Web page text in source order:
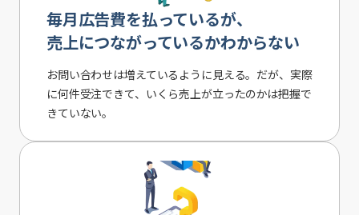
毎月広告費を払っているが、
売上につながっているかわからない
お問い合わせは増えているように見える。だが、実際
に何件受注できて、いくら売上が立ったのかは把握で
きていない。